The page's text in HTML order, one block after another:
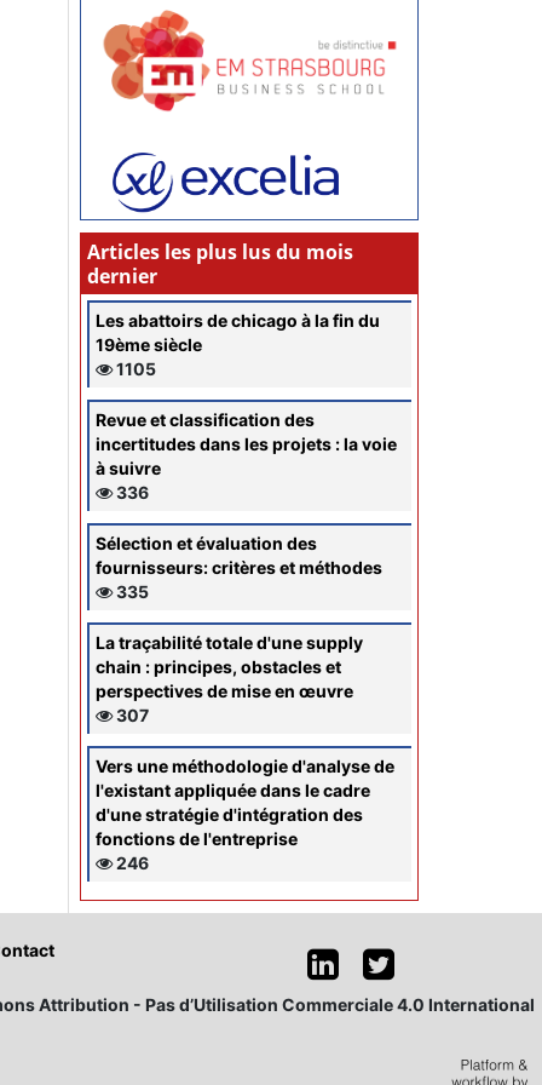
Articles les plus lus du mois
dernier
Les abattoirs de chicago à la fin du
19ème siècle
1105
Revue et classification des
incertitudes dans les projets : la voie
à suivre
336
Sélection et évaluation des
fournisseurs: critères et méthodes
335
La traçabilité totale d'une supply
chain : principes, obstacles et
perspectives de mise en œuvre
307
Vers une méthodologie d'analyse de
l'existant appliquée dans le cadre
d'une stratégie d'intégration des
fonctions de l'entreprise
246
Attribution - Pas d’Utilisation Commerciale 4.0 International